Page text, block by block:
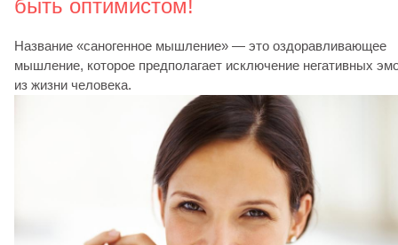
быть оптимистом!
Название «саногенное мышление» — это оздоравливающее
мышление, которое предполагает исключение негативных
из жизни человека.